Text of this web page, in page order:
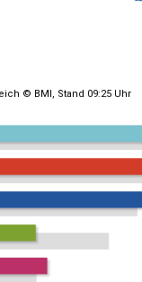
© BMI, Stand 09:25 Uhr